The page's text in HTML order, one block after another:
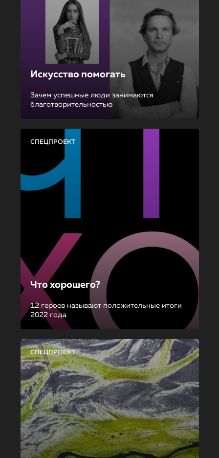
Искусство помогать
Зачем успешные люди занимаются
благотворительностью
СПЕЦПРОЕКТ
Что хорошего?
12 героев называют положительные итоги
2022 года
СПЕЦПРОЕКТ